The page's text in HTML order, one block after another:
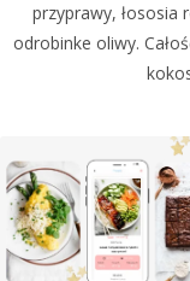
przyprawy, łososia
odrobinke oliwy.